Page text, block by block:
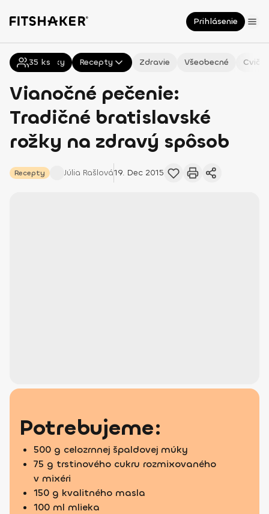
Prihlásenie
Všetky Recepty Zdravie Všeobecné
Vianočné pečenie:
Tradičné bratislavské
rožky na zdravý spôsob
Recepty Júlia Rašlová19. Dec 2015
35 ks
Potrebujeme:
500 g celozrnnej špaldovej múky
75 g trstinového cukru rozmixovaného
v mixéri
150 g kvalitného masla
100 ml mlieka